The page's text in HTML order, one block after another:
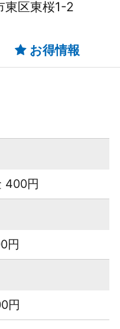
東区東桜1-2
お得情報
400円
円
円